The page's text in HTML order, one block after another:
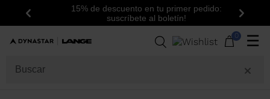
Anterior
15% de descuento en tu primer pedido:
suscríbete al boletín!
0 ☰